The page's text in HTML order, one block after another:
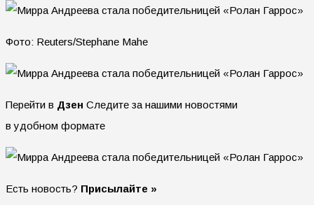
Фото: Reuters/Stephane Mahe
Перейти в Дзен Следите за нашими новостями
в удобном формате
Есть новость? Присылайте »